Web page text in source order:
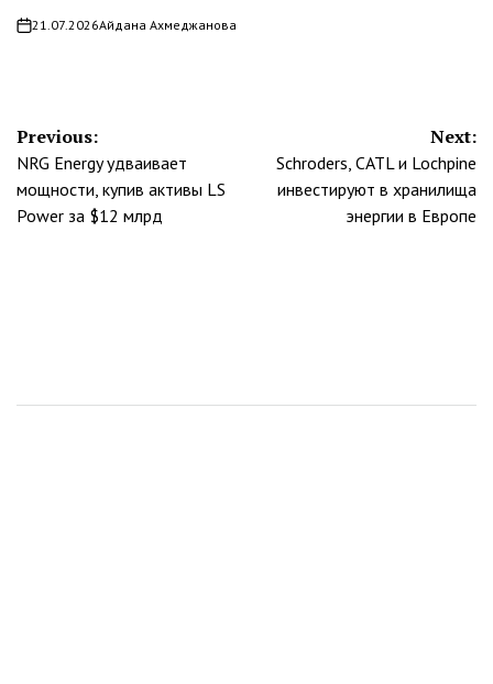
on21.07.2026Айдана Ахмеджанова
Навигация
по
записям
Previous:
NRG Energy удваивает
мощности, купив активы LS
Power за $12 млрд
Next:
Schroders, CATL и Lochpine
инвестируют в хранилища
энергии в Европе